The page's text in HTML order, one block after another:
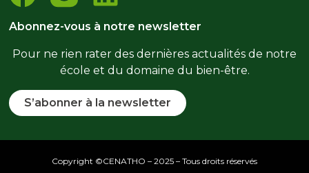
Abonnez-vous à notre newsletter
Pour ne rien rater des dernières actualités de notre
école et du domaine du bien-être.
S’abonner à la newsletter
Copyright ©CENATHO – 2025 – Tous droits réservés